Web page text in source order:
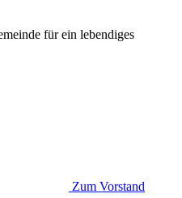
für ein lebendiges
Zum Vorstand